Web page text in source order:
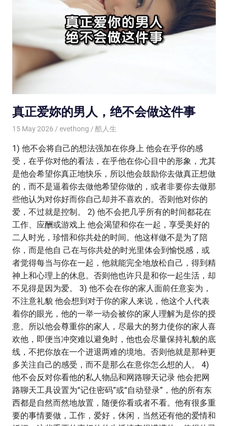
真正爱妳的男人，绝不会做这件事
15 May 2026 evethong 酷人生
1) 他不会将自己的想法强加在你身上 他会在乎你的感
受，在乎你对他的看法，在乎他在你心目中的形象，尤其
是他会希望你真正地快乐，所以他会鼓励你去做真正想做
的，而不是逼着你去做他希望你做的，或者非要你去做那
些他认为对你好而你自己却并不喜欢的。否则他对你的
爱，不过就是控制。 2) 他不会把几乎所有的时间都花在
工作、应酬或游戏上 他会渴望和你在一起，享受美好的
二人时光，珍惜和你共处的时间。他这样做不是为了陪
你，而是他自 己在与你共处的时光里体会到愉悦感，或
者觉得每当与你在一起，他就能完全地放松自己，得到精
神上和心理上的休息。否则他也许只是和你一起生活，却
不见得是因为爱。 3) 他不会在你的家人面前任意妄为，
不注意礼貌 他会想到对于你的家人来说，他这个人代表
着你的眼光，他的一举一动会被你的家人理解为是你的授
意。所以他会尊重你的家人，尽最大的努力使你的家人喜
欢他，即便当冲突难以避免时，他也会尽量保持礼貌的底
线，不把你放在一个进退两难的境地。否则他就是那种更
多关注自己的感受，而不是那么在意你怎么想的人。 4)
他不会反对你看他的私人物品和网路聊天记录 他会把网
路聊天工具设置为“记住密码”或“自动登录”，他的所有东
西都是自然而然地放置，随便你看或者不看。他有很多重
要的事情要做，工作，爱好，休闲，当然还有他的爱情和